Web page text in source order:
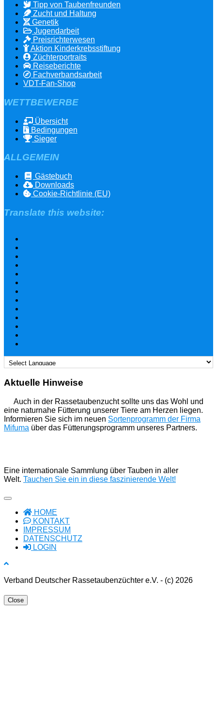
Tipp von Taubenfreunden
Zucht und Haltung
Genetik
Jugendarbeit
Preisrichterwesen
Aktion Kinderkrebsstiftung
Züchterportraits
Reiseberichte
Fachverbandsarbeit
VDT-Fan-Shop
WETTBEWERBE
Übersicht
Bedingungen
Sieger
ALLGEMEIN
Gästebuch
Downloads
Cookie-Richtlinie (EU)
Translate this website:
Aktuelle Hinweise
Auch in der Rassetaubenzucht sollte uns das Wohl und
eine naturnahe Fütterung unserer Tiere am Herzen liegen.
Informieren Sie sich im neuen Sortenprogramm der Firma
Mifuma über das Fütterungsprogramm unseres Partners.
Eine internationale Sammlung über Tauben in aller
Welt. Tauchen Sie ein in diese faszinierende Welt!
HOME
KONTAKT
IMPRESSUM
DATENSCHUTZ
LOGIN
Verband Deutscher Rassetaubenzüchter e.V. - (c) 2026
Close